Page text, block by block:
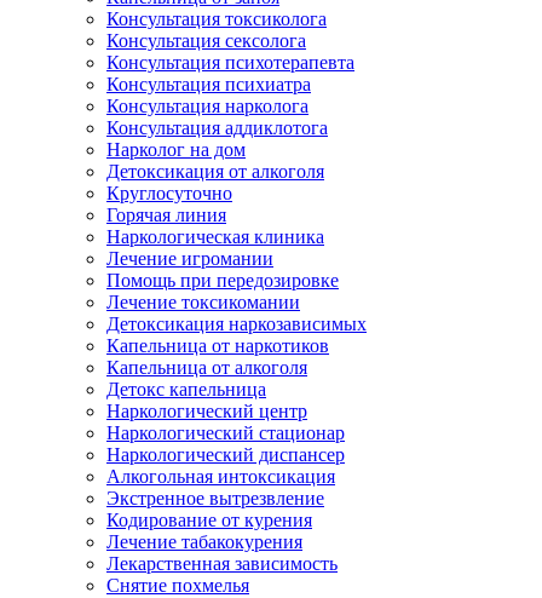
Консультация токсиколога
Консультация сексолога
Консультация психотерапевта
Консультация психиатра
Консультация нарколога
Консультация аддиклотога
Нарколог на дом
Детоксикация от алкоголя
Круглосуточно
Горячая линия
Наркологическая клиника
Лечение игромании
Помощь при передозировке
Лечение токсикомании
Детоксикация наркозависимых
Капельница от наркотиков
Капельница от алкоголя
Детокс капельница
Наркологический центр
Наркологический стационар
Наркологический диспансер
Алкогольная интоксикация
Экстренное вытрезвление
Кодирование от курения
Лечение табакокурения
Лекарственная зависимость
Снятие похмелья